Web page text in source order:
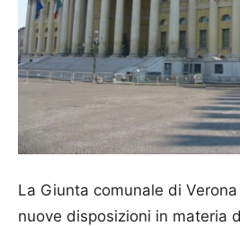
La Giunta comunale di
nuove disposizioni in materia